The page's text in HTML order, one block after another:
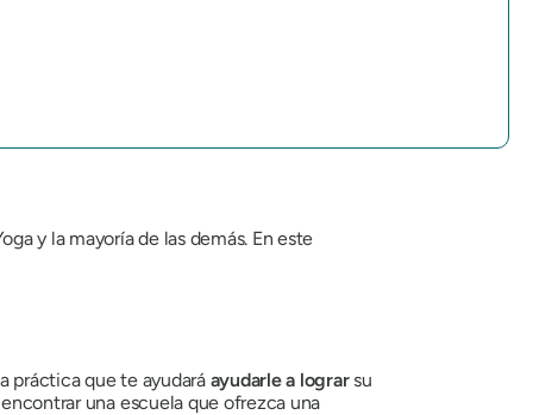
y la mayoría de las demás. En este
práctica que te ayudará ayudarle a lograrsu
una escuela que ofrezca una